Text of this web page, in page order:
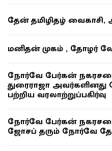
தேன் தமிழிதழ் வைகாசி,
மனிதன் முகம் , தோழர்
நோர்வே பேர்கன்
துரைராஜா
பற்றிய வரலாற்றுப்பகிர்வு
நோர்வே பேர்கன்
ஜோசப் தரும் நோர்வே